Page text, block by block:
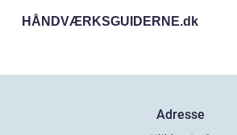
HÅNDVÆRKSGUIDERNE.dk
Adresse